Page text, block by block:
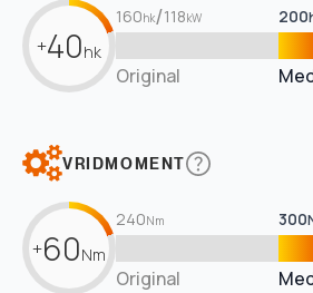
+40hk
160hk/118kW 200
Original
VRIDMOMENT
+60Nm
240Nm 300
Original